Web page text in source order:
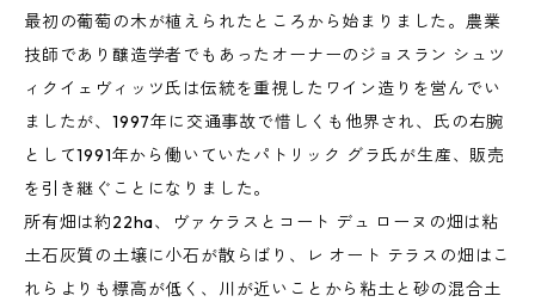
最初の葡萄の木が植えられたところから始まりました。農業
技師であり醸造学者でもあったオーナーのジョスラン シュツ
ィクイェヴィッツ氏は伝統を重視したワイン造りを営んでい
ましたが、1997年に交通事故で惜しくも他界され、氏の右腕
として1991年から働いていたパトリック グラ氏が生産、販売
を引き継ぐことになりました。
所有畑は約22ha、ヴァケラスとコート デュ ローヌの畑は粘
土石灰質の土壌に小石が散らばり、レ オート テラスの畑はこ
れらよりも標高が低く、川が近いことから粘土と砂の混合土